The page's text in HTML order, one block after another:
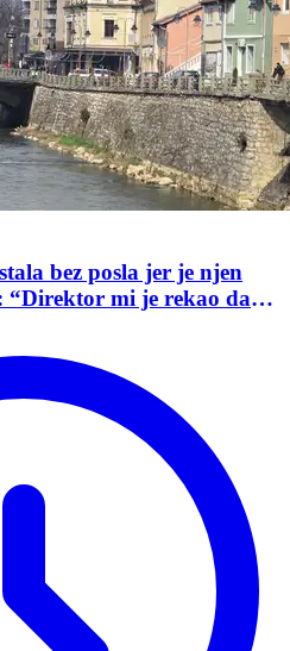
bez posla jer je njen
“Direktor mi je rekao da